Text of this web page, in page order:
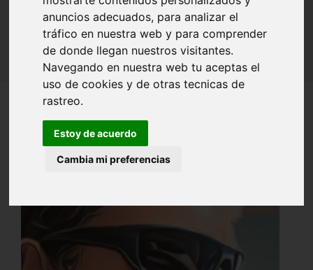
anuncios adecuados, para analizar el
tráfico en nuestra web y para comprender
de donde llegan nuestros visitantes.
Navegando en nuestra web tu aceptas el
uso de cookies y de otras tecnicas de
rastreo.
Estoy de acuerdo
Cambia mi preferencias
Inicio Amigos Barcelona Jordi G.R.